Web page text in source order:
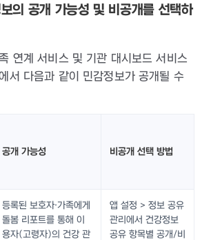
의 공개 가능성 및 비공개를 선택하
연계 서비스 및 기관 대시보드 서비스
서 다음과 같이 민감정보가 공개될 수
공개 가능성 비공개 선택 방법
등록된 보호자·가족에게
돌봄 리포트를 통해 이
용자(고령자)의 건강 관
앱 설정 > 정보 공유
관리에서 건강정보
공유 항목별 공개/비